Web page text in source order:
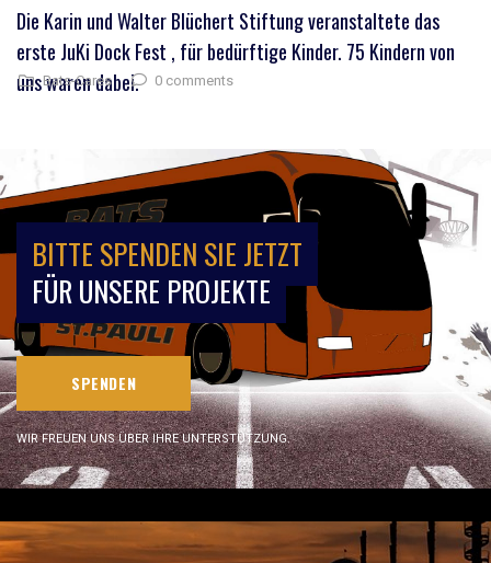
Die Karin und Walter Blüchert Stiftung veranstaltete das
erste JuKi Dock Fest , für bedürftige Kinder. 75 Kindern von
uns waren dabei.
Bats-Cares 0 comments
BITTE SPENDEN SIE JETZT
FÜR UNSERE PROJEKTE
SPENDEN
WIR FREUEN UNS ÜBER IHRE UNTERSTÜTZUNG.